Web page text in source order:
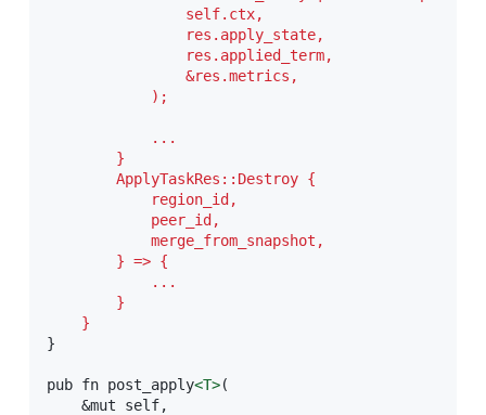
                self.ctx,
                res.apply_state,
                res.applied_term,
                &res.metrics,
            );
            ...
        }
        ApplyTaskRes::Destroy {
            region_id,
            peer_id,
            merge_from_snapshot,
        } => {
            ...
        }
    }
}
pub fn post_apply<T>(
    &mut self,